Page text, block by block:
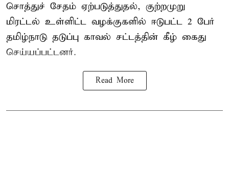
சொத்துச் சேதம் ஏற்படுத்துதல், குற்றமுறு
மிரட்டல் உள்ளிட்ட வழக்குகளில் ஈடுபட்ட 2 பேர்
தமிழ்நாடு தடுப்பு காவல் சட்டத்தின் கீழ் கைது
செய்யப்பட்டனர்.
Read More